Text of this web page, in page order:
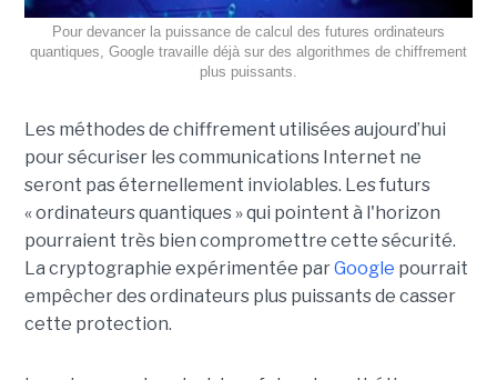
Pour devancer la puissance de calcul des futures ordinateurs
quantiques, Google travaille déjà sur des algorithmes de chiffrement
plus puissants.
Les méthodes de chiffrement utilisées aujourd’hui
pour sécuriser les communications Internet ne
seront pas éternellement inviolables. Les futurs
« ordinateurs quantiques » qui pointent à l'horizon
pourraient très bien compromettre cette sécurité.
La cryptographie expérimentée parGoogle pourrait
empêcher des ordinateurs plus puissants de casser
cette protection.